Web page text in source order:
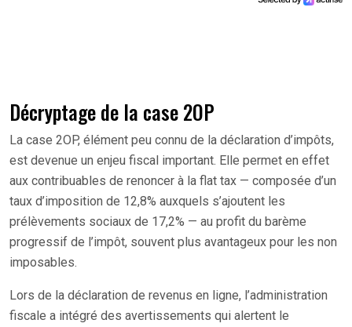
Décryptage de la case 2OP
La case 2OP, élément peu connu de la déclaration d’impôts,
est devenue un enjeu fiscal important. Elle permet en effet
aux contribuables de renoncer à la flat tax — composée d’un
taux d’imposition de 12,8% auxquels s’ajoutent les
prélèvements sociaux de 17,2% — au profit du barème
progressif de l’impôt, souvent plus avantageux pour les non
imposables.
Lors de la déclaration de revenus en ligne, l’administration
fiscale a intégré des avertissements qui alertent le